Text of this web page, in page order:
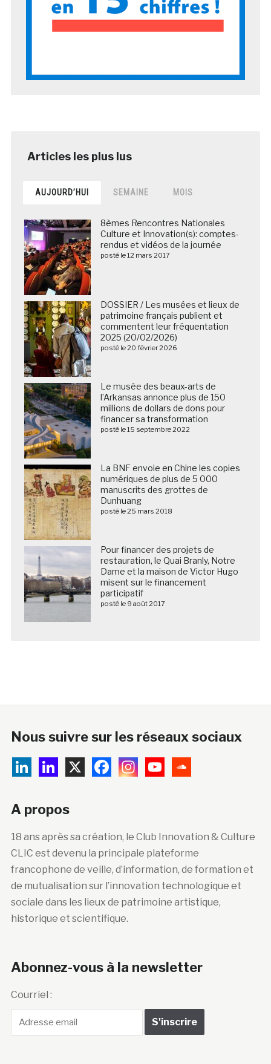
AUJOURD’HUI SEMAINE MOIS
8èmes Rencontres Nationales
Culture et Innovation(s): comptes-
rendus et vidéos de la journée
posté le 12 mars 2017
DOSSIER / Les musées et lieux de
patrimoine français publient et
commentent leur fréquentation
2025 (20/02/2026)
posté le 20 février 2026
Le musée des beaux-arts de
l’Arkansas annonce plus de 150
millions de dollars de dons pour
financer sa transformation
posté le 15 septembre 2022
La BNF envoie en Chine les copies
numériques de plus de 5 000
manuscrits des grottes de
Dunhuang
posté le 25 mars 2018
Pour financer des projets de
restauration, le Quai Branly, Notre
Dame et la maison de Victor Hugo
misent sur le financement
participatif
posté le 9 août 2017
Nous suivre sur les réseaux sociaux
A propos
18 ans après sa création, le Club Innovation & Culture
CLIC est devenu la principale plateforme
francophone de veille, d’information, de formation et
de mutualisation sur l’innovation technologique et
sociale dans les lieux de patrimoine artistique,
historique et scientifique.
Abonnez-vous à la newsletter
Courriel :